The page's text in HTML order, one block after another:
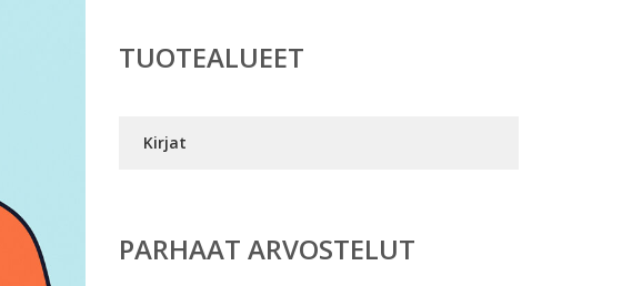
TUOTEALUEET
Kirjat
PARHAAT ARVOSTELUT